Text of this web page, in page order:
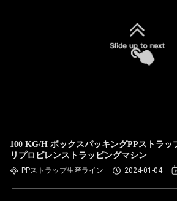
100 KG/H ボックスパッキングPPストラッ
リプロピレンストラッピングマシン
PPストラップ生産ライン 2024-01-04